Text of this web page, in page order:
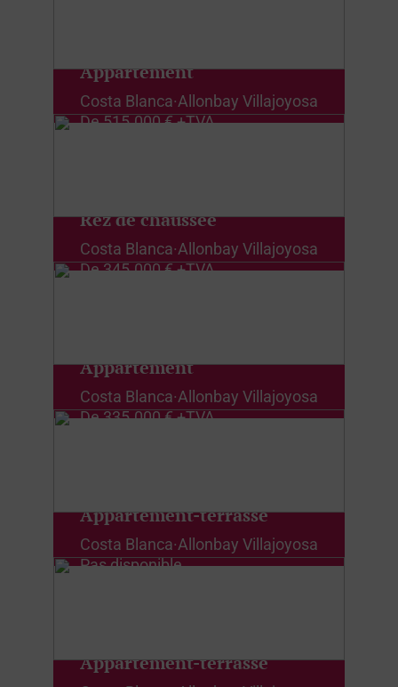
Appartement
Costa Blanca·Allonbay Villajoyosa
De515.000 € +TVA
Rez de chaussée
Costa Blanca·Allonbay Villajoyosa
De345.000 € +TVA
Appartement
Costa Blanca·Allonbay Villajoyosa
De335.000 € +TVA
Appartement-terrasse
Costa Blanca·Allonbay Villajoyosa
Pas disponible
Appartement-terrasse